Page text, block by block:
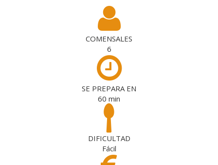
COMENSALES
6
SE PREPARA EN
60 min
DIFICULTAD
Fácil